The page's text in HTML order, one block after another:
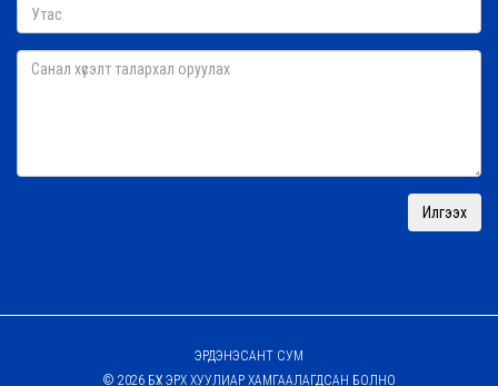
ЭРДЭНЭСАНТ СУМ
© 2026 БҮХ ЭРХ ХУУЛИАР ХАМГААЛАГДСАН БОЛНО